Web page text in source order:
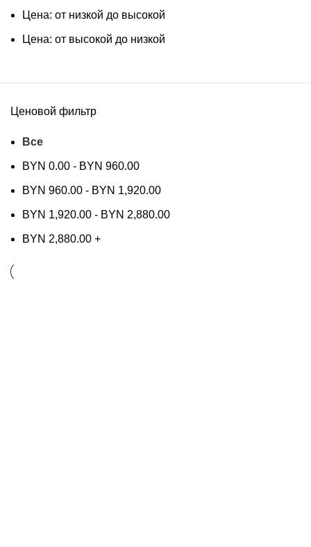
Цена: от низкой до высокой
Цена: от высокой до низкой
Ценовой фильтр
Все
BYN 0.00 - BYN 960.00
BYN 960.00 - BYN 1,920.00
BYN 1,920.00 - BYN 2,880.00
BYN 2,880.00 +